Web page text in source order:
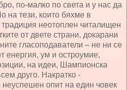
по-малко по света и у нас да
на тези, които бяхме в
неотоплен читалищен
от двете страни, докарани
гласоподаватели – не ни се
енергия, ум и остроумие,
на идеи, Шампионска
друго. Накратко -
опит на един човек